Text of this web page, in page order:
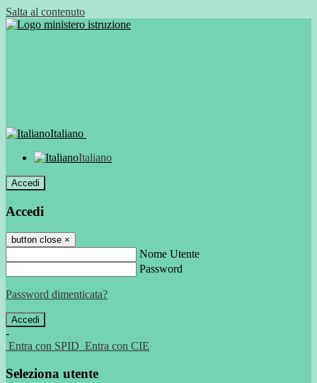
Salta al contenuto
Italiano
Italiano
Accedi
Accedi
button close ×
Nome Utente
Password
Password dimenticata?
-
Entra con SPID Entra con CIE
Seleziona utente